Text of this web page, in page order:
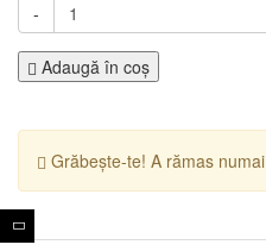
-
Adaugă în coş
Grăbește-te! A rămas numai